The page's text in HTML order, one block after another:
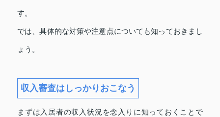
す。
では、具体的な対策や注意点についても知っておきまし
ょう。
収入審査はしっかりおこなう
まずは入居者の収入状況を念入りに知っておくことで